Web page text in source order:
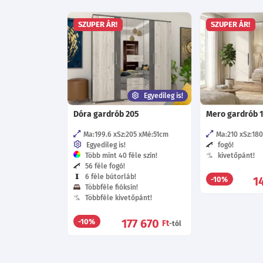
SZUPER ÁR!
Egyedileg is!
Dóra gardrób 205
Ma:199.6 Sz:205 Mé:51cm
Egyedileg is!
Több mint 40 féle szín!
56 féle fogó!
6 féle bútorláb!
Többféle fióksín!
Többféle kivetőpánt!
-10% 177 670 Ft-tól
SZUPER ÁR!
Mero gardrób
Ma:210 Sz:180
fogó!
kivetőpánt!
-10%